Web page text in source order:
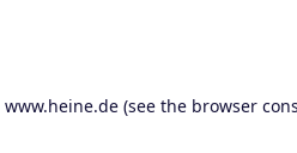
www.heine.de(see the browser